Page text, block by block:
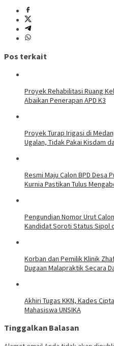
Pos terkait
Proyek Rehabilitasi Ruang
Abaikan Penerapan APD K3
Proyek Turap Irigasi di
Ugalan, Tidak Pakai Kisdam
Resmi Maju Calon BPD Desa
Kurnia Pastikan Tulus
Pengundian Nomor Urut
Kandidat Soroti Status Sipol
Korban dan Pemilik Klinik
Dugaan Malapraktik Secara
Akhiri Tugas KKN, Kades
Mahasiswa UNSIKA
Tinggalkan Balasan